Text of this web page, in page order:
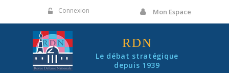
Connexion Mon Espace
RDN
Le débat stratégique
depuis 1939